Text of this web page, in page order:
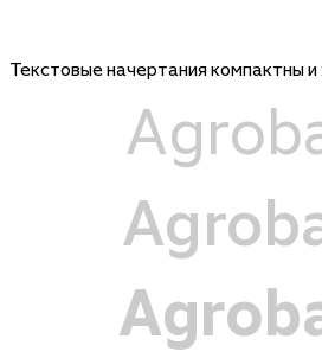
Текстовые начертания компактны